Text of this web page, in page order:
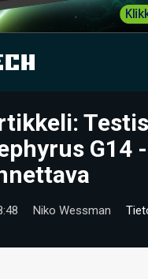
G14 -
Niko Wessman